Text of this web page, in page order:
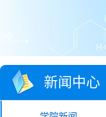
新闻中心